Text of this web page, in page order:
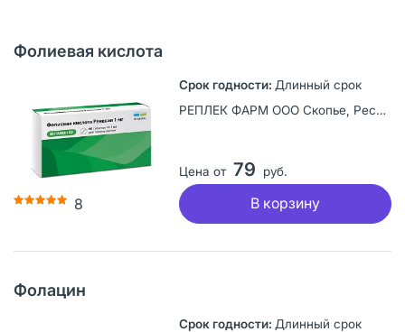
Фолиевая кислота
8
Длинный срок
РЕПЛЕК ФАРМ ООО Скопье, Республика Северная Македония
Цена от 79 руб.
В корзину
Фолацин
Длинный срок